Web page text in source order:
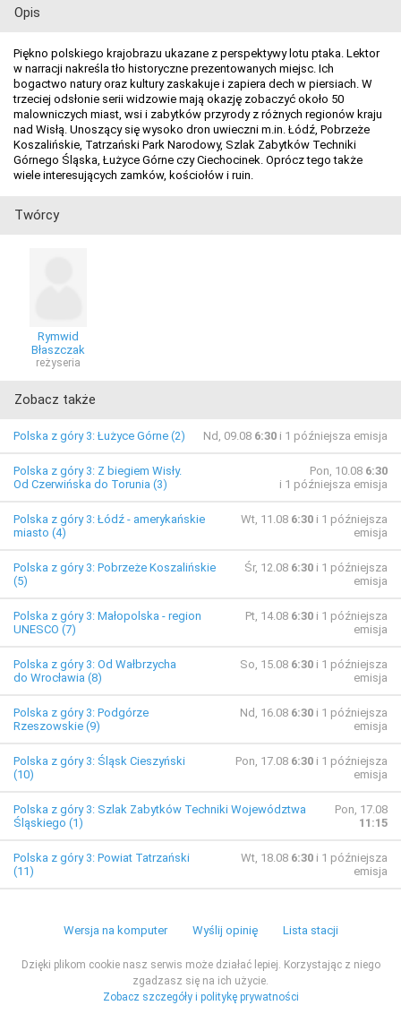
Opis
Piękno polskiego krajobrazu ukazane z perspektywy lotu ptaka. Lektor
w narracji nakreśla tło historyczne prezentowanych miejsc. Ich
bogactwo natury oraz kultury zaskakuje i zapiera dech w piersiach. W
trzeciej odsłonie serii widzowie mają okazję zobaczyć około 50
malowniczych miast, wsi i zabytków przyrody z różnych regionów kraju
nad Wisłą. Unoszący się wysoko dron uwieczni m.in. Łódź, Pobrzeże
Koszalińskie, Tatrzański Park Narodowy, Szlak Zabytków Techniki
Górnego Śląska, Łużyce Górne czy Ciechocinek. Oprócz tego także
wiele interesujących zamków, kościołów i ruin.
Twórcy
Rymwid
Błaszczak
reżyseria
Zobacz także
Polska z góry 3: Łużyce Górne (2) Nd, 09.08 6:30 i 1 późniejsza emisja
Polska z góry 3: Z biegiem Wisły.
Od Czerwińska do Torunia (3)
Pon, 10.08 6:30
i 1 późniejsza emisja
Polska z góry 3: Łódź - amerykańskie
miasto (4)
Wt, 11.08 6:30 i 1 późniejsza
emisja
Polska z góry 3: Pobrzeże Koszalińskie
(5)
Śr, 12.08 6:30 i 1 późniejsza
emisja
Polska z góry 3: Małopolska - region
UNESCO (7)
Pt, 14.08 6:30 i 1 późniejsza
emisja
Polska z góry 3: Od Wałbrzycha
do Wrocławia (8)
So, 15.08 6:30 i 1 późniejsza
emisja
Polska z góry 3: Podgórze
Rzeszowskie (9)
Nd, 16.08 6:30 i 1 późniejsza
emisja
Polska z góry 3: Śląsk Cieszyński
(10)
Pon, 17.08 6:30 i 1 późniejsza
emisja
Polska z góry 3: Szlak Zabytków Techniki Województwa
Śląskiego (1)
Pon, 17.08
11:15
Polska z góry 3: Powiat Tatrzański
(11)
Wt, 18.08 6:30 i 1 późniejsza
emisja
Wersja na komputer Wyślij opinię Lista stacji
Dzięki plikom cookie nasz serwis może działać lepiej. Korzystając z niego
zgadzasz się na ich użycie.
Zobacz szczegóły i politykę prywatności